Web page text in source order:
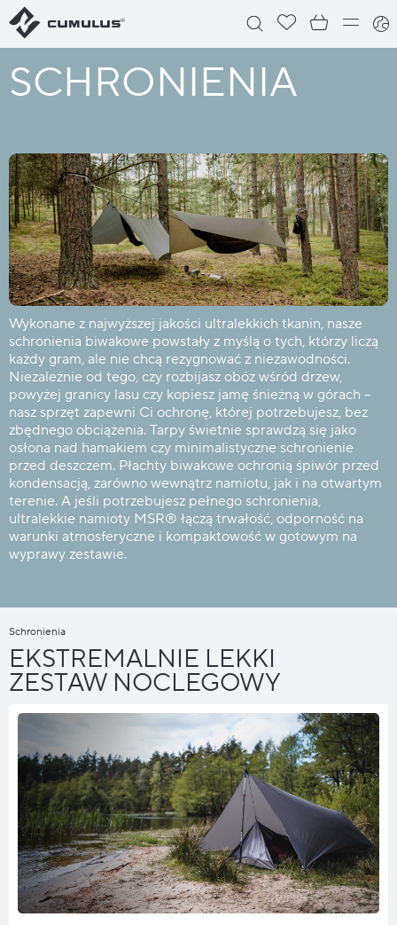
SCHRONIENIA
Wykonane z najwyższej jakości ultralekkich tkanin, nasze
schronienia biwakowe powstały z myślą o tych, którzy liczą
każdy gram, ale nie chcą rezygnować z niezawodności.
Niezależnie od tego, czy rozbijasz obóz wśród drzew,
powyżej granicy lasu czy kopiesz jamę śnieżną w górach –
nasz sprzęt zapewni Ci ochronę, której potrzebujesz, bez
zbędnego obciążenia. Tarpy świetnie sprawdzą się jako
osłona nad hamakiem czy minimalistyczne schronienie
przed deszczem. Płachty biwakowe ochronią śpiwór przed
kondensacją, zarówno wewnątrz namiotu, jak i na otwartym
terenie. A jeśli potrzebujesz pełnego schronienia,
ultralekkie namioty MSR® łączą trwałość, odporność na
warunki atmosferyczne i kompaktowość w gotowym na
wyprawy zestawie.
Schronienia
EKSTREMALNIE LEKKI
ZESTAW NOCLEGOWY